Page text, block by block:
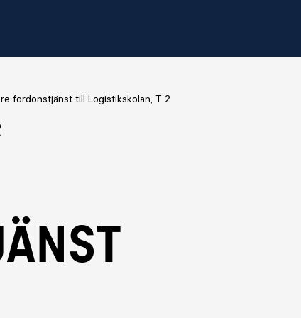
fordonstjänst till Logistikskolan, T 2